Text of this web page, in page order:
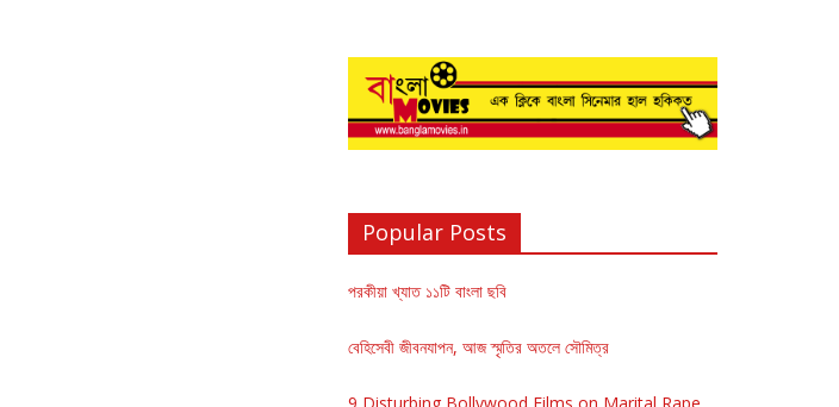
Popular Posts
পরকীয়া খ্যাত ১১টি বাংলা ছবি
বেহিসেবী জীবনযাপন, আজ স্মৃতির অতলে সৌমিত্র
9 Disturbing Bollywood Films on Marital Rape